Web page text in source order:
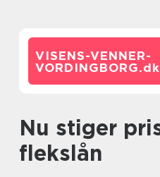
VISENS-VENNER-
VORDINGBORG.dk
Nu stiger prisen på dit
flekslån